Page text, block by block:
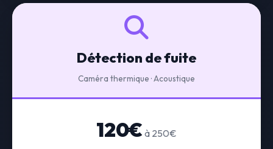
Détection de fuite
Caméra thermique · Acoustique
120€ à 250€